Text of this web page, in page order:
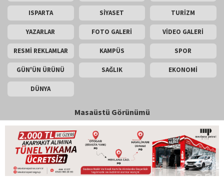
ISPARTA SİYASET TURİZM
YAZARLAR FOTO GALERİ VİDEO GALERİ
RESMİ REKLAMLAR KAMPÜS SPOR
GÜN'ÜN ÜRÜNÜ SAĞLIK EKONOMİ
DÜNYA
Masaüstü Görünümü
İletişim
Copyright © 2026 Gün Haber